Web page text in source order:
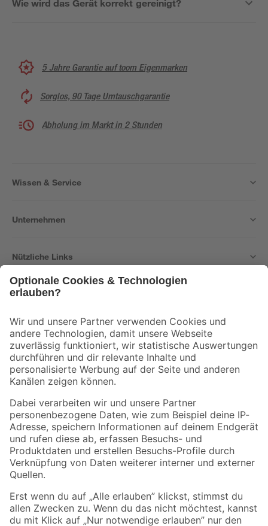
Wie wird das Gerät korrekt gereinigt?
5 Jahre Garantie auf toom Eigenmarken
Sorglos, 90 Tage Umtauschgarantie
Abholung im Markt in 2 Stunden
Wissen & Service
Unternehmen
Nützliche Links
Der toom Newsletter: Keine Angebote und Aktionen mehr verpassen!
Zur Newsletter Anmeldung
Folge uns
Zahlungsarten Versandarten
Sicher einkaufen